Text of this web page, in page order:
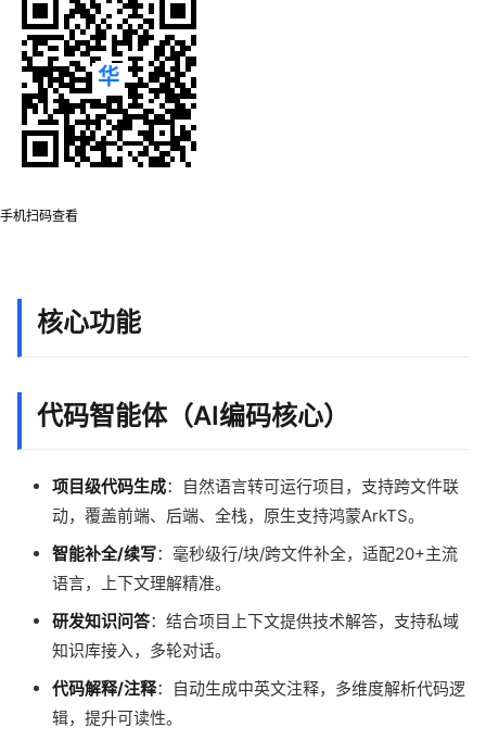
手机扫码查看
核心功能
代码智能体（AI编码核心）
项目级代码生成：自然语言转可运行项目，支持跨文件联
动，覆盖前端、后端、全栈，原生支持鸿蒙ArkTS。
智能补全/续写：毫秒级行/块/跨文件补全，适配20+主流
语言，上下文理解精准。
研发知识问答：结合项目上下文提供技术解答，支持私域
知识库接入，多轮对话。
代码解释/注释：自动生成中英文注释，多维度解析代码逻
辑，提升可读性。